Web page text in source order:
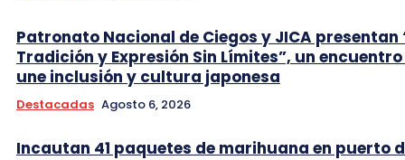
Patronato Nacional de Ciegos y JICA presentan
Tradición y Expresión Sin Límites”, un
une inclusión y cultura japonesa
Destacadas Agosto 6, 2026
Incautan 41 paquetes de marihuana en puerto